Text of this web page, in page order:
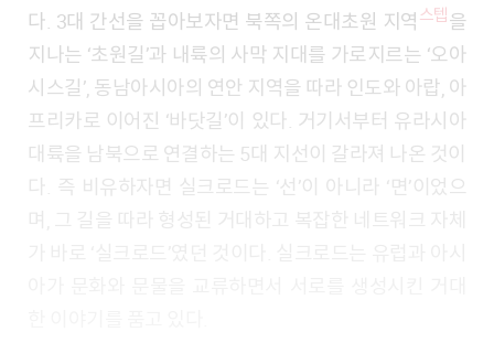
다. 3대 간선을 꼽아보자면 북쪽의 온대초원 지역 스텝을
지나는 ‘초원길’과 내륙의 사막 지대를 가로지르는 ‘오아
시스길’, 동남아시아의 연안 지역을 따라 인도와 아랍, 아
프리카로 이어진 ‘바닷길’이 있다. 거기서부터 유라시아
대륙을 남북으로 연결하는 5대 지선이 갈라져 나온 것이
다. 즉 비유하자면 실크로드는 ‘선’이 아니라 ‘면’이었으